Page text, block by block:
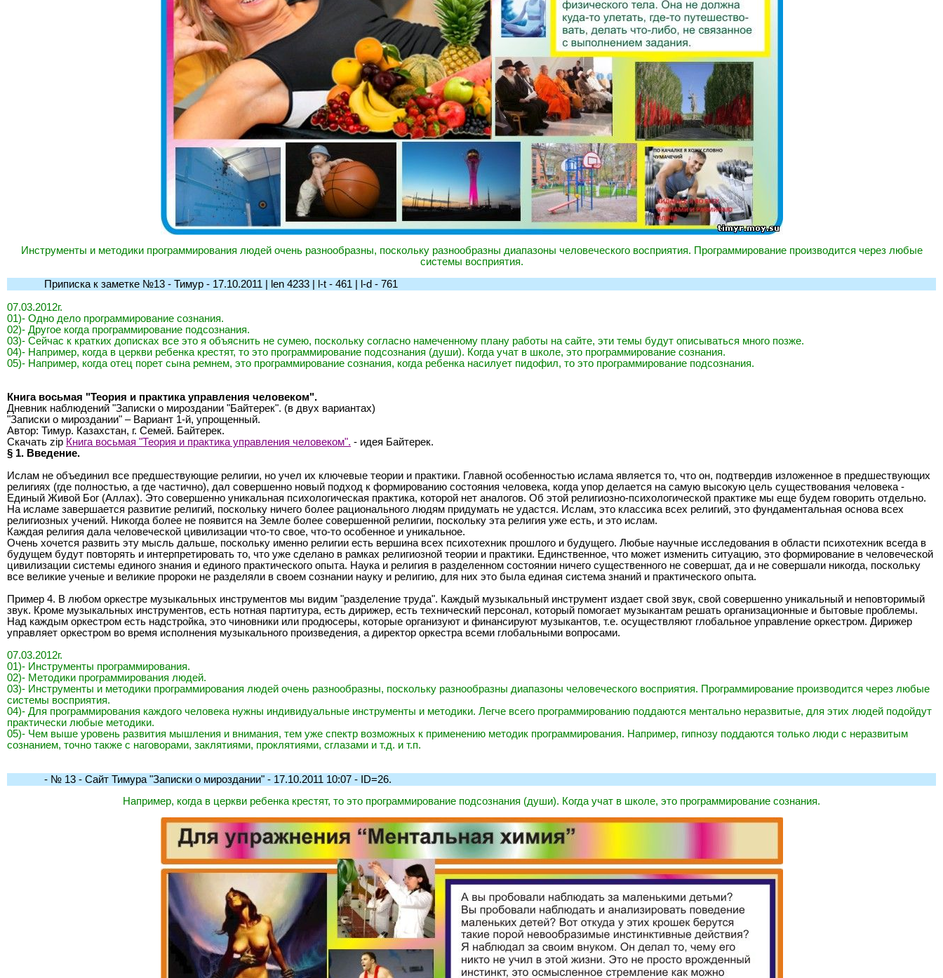
Инструменты и методики программирования людей очень разнообразны, поскольку разнообразны диапазоны человеческого восприятия. Программирование производится через любые
системы восприятия.
Приписка к заметке №13 - Тимур - 17.10.2011 | len 4233 | l-t - 461 | l-d - 761
07.03.2012г.
01)- Одно дело программирование сознания.
02)- Другое когда программирование подсознания.
03)- Сейчас к кратких дописках все это я объяснить не сумею, поскольку согласно намеченному плану работы на сайте, эти темы будут описываться много позже.
04)- Например, когда в церкви ребенка крестят, то это программирование подсознания (души). Когда учат в школе, это программирование сознания.
05)- Например, когда отец порет сына ремнем, это программирование сознания, когда ребенка насилует пидофил, то это программирование подсознания.
Книга восьмая "Теория и практика управления человеком".
Дневник наблюдений "Записки о мироздании "Байтерек". (в двух вариантах)
"Записки о мироздании" – Вариант 1-й, упрощенный.
Автор: Тимур. Казахстан, г. Семей. Байтерек.
Скачать zip Книга восьмая "Теория и практика управления человеком". - идея Байтерек.
§ 1. Введение.
Ислам не объединил все предшествующие религии, но учел их ключевые теории и практики. Главной особенностью ислама является то, что он, подтвердив изложенное в предшествующих
религиях (где полностью, а где частично), дал совершенно новый подход к формированию состояния человека, когда упор делается на самую высокую цель существования человека -
Единый Живой Бог (Аллах). Это совершенно уникальная психологическая практика, которой нет аналогов. Об этой религиозно-психологической практике мы еще будем говорить отдельно.
На исламе завершается развитие религий, поскольку ничего более рационального людям придумать не удастся. Ислам, это классика всех религий, это фундаментальная основа всех
религиозных учений. Никогда более не появится на Земле более совершенной религии, поскольку эта религия уже есть, и это ислам.
Каждая религия дала человеческой цивилизации что-то свое, что-то особенное и уникальное.
Очень хочется развить эту мысль дальше, поскольку именно религии есть вершина всех психотехник прошлого и будущего. Любые научные исследования в области психотехник всегда в
будущем будут повторять и интерпретировать то, что уже сделано в рамках религиозной теории и практики. Единственное, что может изменить ситуацию, это формирование в человеческой
цивилизации системы единого знания и единого практического опыта. Наука и религия в разделенном состоянии ничего существенного не совершат, да и не совершали никогда, поскольку
все великие ученые и великие пророки не разделяли в своем сознании науку и религию, для них это была единая система знаний и практического опыта.
Пример 4. В любом оркестре музыкальных инструментов мы видим "разделение труда". Каждый музыкальный инструмент издает свой звук, свой совершенно уникальный и неповторимый
звук. Кроме музыкальных инструментов, есть нотная партитура, есть дирижер, есть технический персонал, который помогает музыкантам решать организационные и бытовые проблемы.
Над каждым оркестром есть надстройка, это чиновники или продюсеры, которые организуют и финансируют музыкантов, т.е. осуществляют глобальное управление оркестром. Дирижер
управляет оркестром во время исполнения музыкального произведения, а директор оркестра всеми глобальными вопросами.
07.03.2012г.
01)- Инструменты программирования.
02)- Методики программирования людей.
03)- Инструменты и методики программирования людей очень разнообразны, поскольку разнообразны диапазоны человеческого восприятия. Программирование производится через любые
системы восприятия.
04)- Для программирования каждого человека нужны индивидуальные инструменты и методики. Легче всего программированию поддаются ментально неразвитые, для этих людей подойдут
практически любые методики.
05)- Чем выше уровень развития мышления и внимания, тем уже спектр возможных к применению методик программирования. Например, гипнозу поддаются только люди с неразвитым
сознанием, точно также с наговорами, заклятиями, проклятиями, сглазами и т.д. и т.п.
- № 13 - Сайт Тимура "Записки о мироздании" - 17.10.2011 10:07 - ID=26.
Например, когда в церкви ребенка крестят, то это программирование подсознания (души). Когда учат в школе, это программирование сознания.